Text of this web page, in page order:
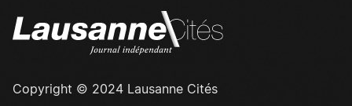
Copyright © 2024 Lausanne Cités